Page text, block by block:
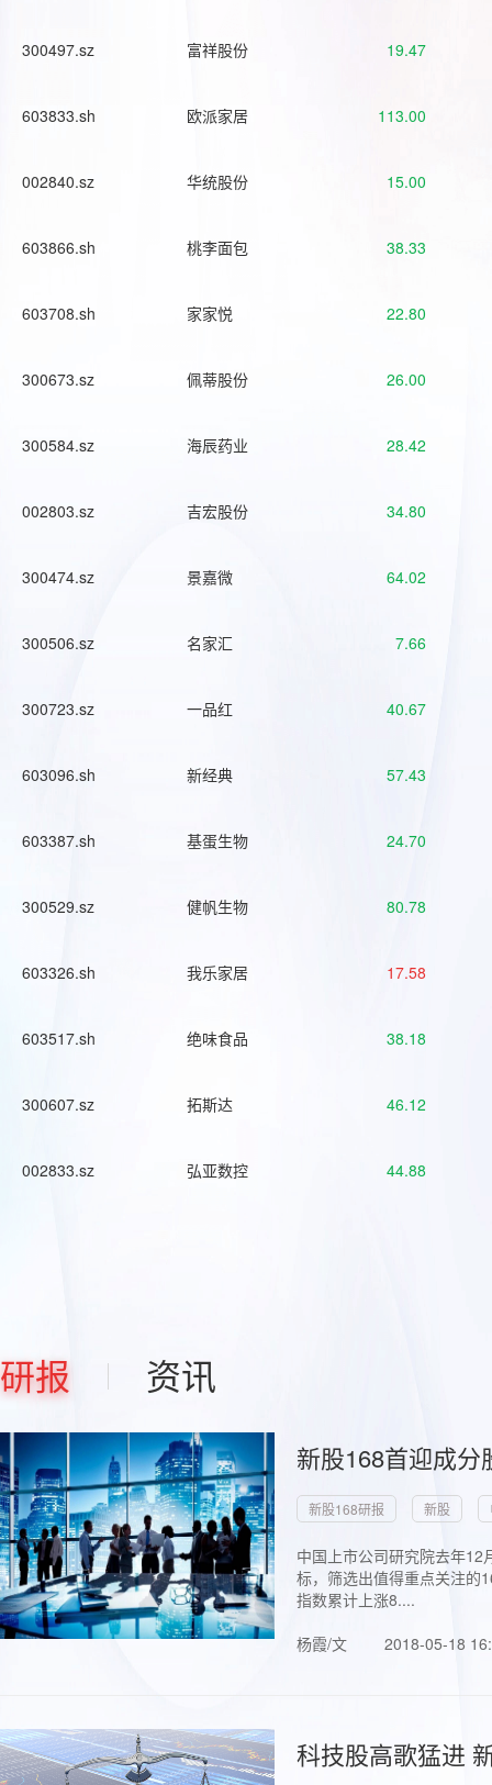
300497.sz 富祥股份 19.47
603833.sh 欧派家居 113.00
002840.sz 华统股份 15.00
603866.sh 桃李面包 38.33
603708.sh 家家悦 22.80
300673.sz 佩蒂股份 26.00
300584.sz 海辰药业 28.42
002803.sz 吉宏股份 34.80
300474.sz 景嘉微 64.02
300506.sz 名家汇 7.66
300723.sz 一品红 40.67
603096.sh 新经典 57.43
603387.sh 基蛋生物 24.70
300529.sz 健帆生物 80.78
603326.sh 我乐家居 17.58
603517.sh 绝味食品 38.18
300607.sz 拓斯达 46.12
002833.sz 弘亚数控 44.88
研报 资讯
新股168首迎成
新股168研报 新股
中国上市公司研究院去年
标，筛选出值得重点关注的
指数累计上涨8....
杨霞/文
2018-05-18
科技股高歌猛进